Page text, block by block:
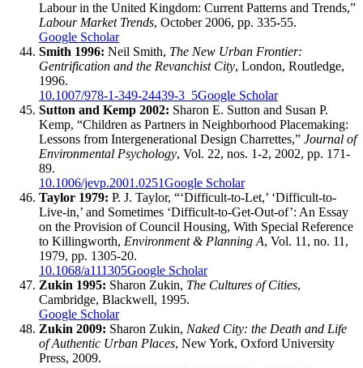
Labour in the United Kingdom: Current Patterns and Trends,”
Labour Market Trends, October 2006, pp. 335-55.
Google Scholar
Smith 1996: Neil Smith, The New Urban Frontier:
Gentrification and the Revanchist City, London, Routledge,
1996.
10.1007/978-1-349-24439-3_5Google Scholar
Sutton and Kemp 2002: Sharon E. Sutton and Susan P.
Kemp, “Children as Partners in Neighborhood Placemaking:
Lessons from Intergenerational Design Charrettes,” Journal of
Environmental Psychology, Vol. 22, nos. 1-2, 2002, pp. 171-
89.
10.1006/jevp.2001.0251Google Scholar
Taylor 1979: P. J. Taylor, “‘Difficult-to-Let,’ ‘Difficult-to-
Live-in,’ and Sometimes ‘Difficult-to-Get-Out-of’: An Essay
on the Provision of Council Housing, With Special Reference
to Killingworth, Environment & Planning A, Vol. 11, no. 11,
1979, pp. 1305-20.
10.1068/a111305Google Scholar
Zukin 1995: Sharon Zukin, The Cultures of Cities,
Cambridge, Blackwell, 1995.
Google Scholar
Zukin 2009: Sharon Zukin, Naked City: the Death and Life
of Authentic Urban Places, New York, Oxford University
Press, 2009.